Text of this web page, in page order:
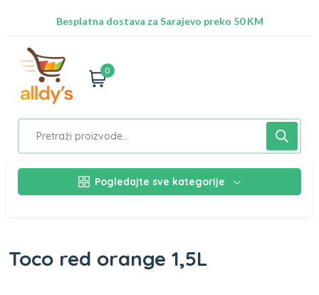
Besplatna dostava za Sarajevo preko 50 KM
0
Pogledajte sve kategorije
Toco red orange 1,5L